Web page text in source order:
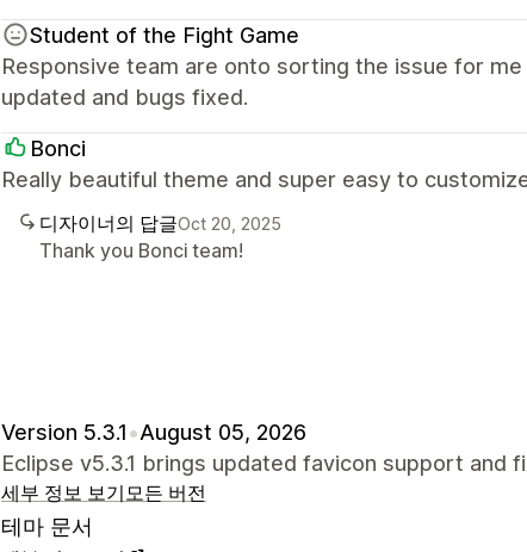
Student of the Fight Game
Responsive team are onto sorting the issue for
updated and bugs fixed.
Bonci
Really beautiful theme and super easy to
디자이너의 답글Oct 20, 2025
Thank you Bonci team!
Version 5.3.1•August 05, 2026
Eclipse v5.3.1 brings updated favicon support and
세부 정보 보기 모든 버전
테마 문서